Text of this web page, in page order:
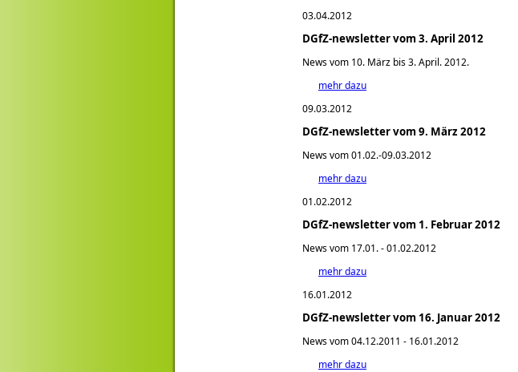
03.04.2012
DGfZ-newsletter vom 3. April 2012
News vom 10. März bis 3. April. 2012.
mehr dazu
09.03.2012
DGfZ-newsletter vom 9. März 2012
News vom 01.02.-09.03.2012
mehr dazu
01.02.2012
DGfZ-newsletter vom 1. Februar 2012
News vom 17.01. - 01.02.2012
mehr dazu
16.01.2012
DGfZ-newsletter vom 16. Januar 2012
News vom 04.12.2011 - 16.01.2012
mehr dazu